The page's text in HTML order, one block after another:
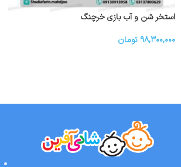
استخر شن و آب بازی خرچنگ
۹۸,۳۰۰,۰۰۰ تومان